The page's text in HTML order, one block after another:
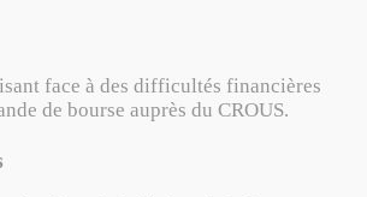
face à des difficultés financières
de bourse auprès du CROUS.